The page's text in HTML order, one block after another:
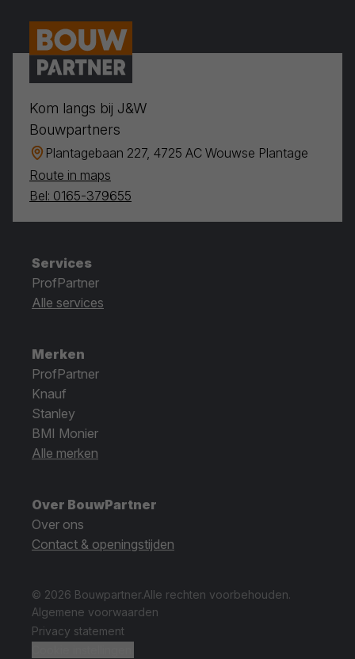
Kom langs bij J&W
Bouwpartners
Plantagebaan 227, 4725 AC Wouwse Plantage
Route in maps
Bel: 0165-379655
Services
ProfPartner
Alle services
Merken
ProfPartner
Knauf
Stanley
BMI Monier
Alle merken
Over BouwPartner
Over ons
Contact & openingstijden
© 2026 Bouwpartner.Alle rechten voorbehouden.
Algemene voorwaarden
Privacy statement